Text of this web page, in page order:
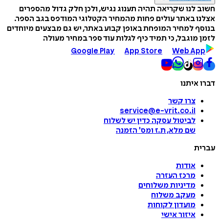
חשוב לנו שקריאה תהיה תענוג נגיש, ולכן חלק גדול מהספרים
אצלנו באתר עולים פחות מהמחיר הקטלוגי המודפס בגב הספר.
בנוסף למחיר המופחת באופן קבוע באתר, יש גם מבצעים מיוחדים
לזמן מוגבל, כי תמיד כיף לגלות עוד ספר במחיר מעולה
Google Play
App Store Web App
דברו איתנו
צרו קשר
service@e-vrit.co.il
לביטול עסקה כדין יש לשלוח
שם מלא, ת.ז ומס' הזמנה
עברית
אודות
מרכז העזרה
מדיניות משלוחים
מעקב משלוח
מועדון לקוחות
איזור אישי